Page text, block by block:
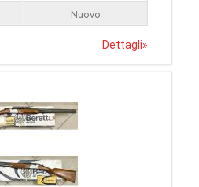
Nuovo
Dettagli»